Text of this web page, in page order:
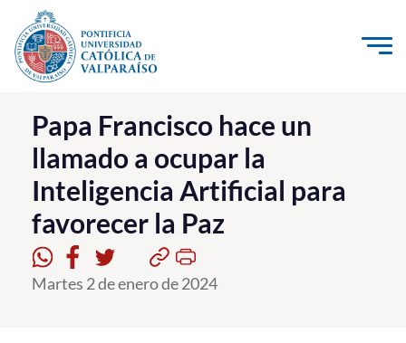
Click acá para ir directamente al contenido
La Universidad
Investigación, Creación e Innovación
PUCV Internacional
Vinculación con el Medio
Admisión
Papa Francisco hace un
llamado a ocupar la
Inteligencia Artificial para
favorecer la Paz
Martes 2 de enero de 2024